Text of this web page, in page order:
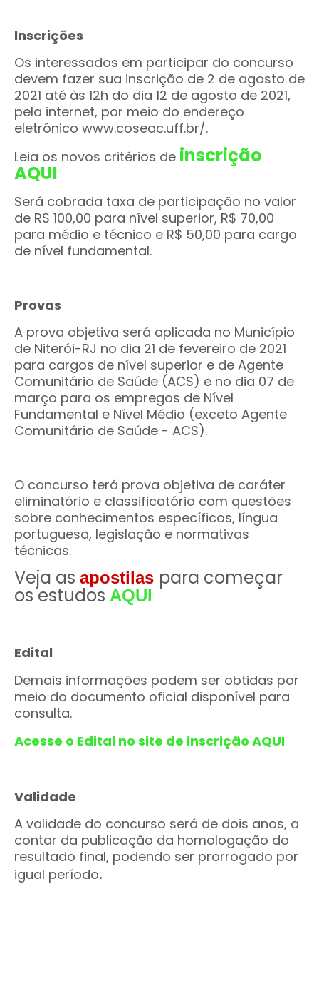
Inscrições
Os interessados em participar do concurso
devem fazer sua inscrição de 2 de agosto de
2021 até às 12h do dia 12 de agosto de 2021,
pela internet, por meio do endereço
eletrônico www.coseac.uff.br/.
Leia os novos critérios de inscrição
AQUI
Será cobrada taxa de participação no valor
de R$ 100,00 para nível superior, R$ 70,00
para médio e técnico e R$ 50,00 para cargo
de nível fundamental.
Provas
A prova objetiva será aplicada no Município
de Niterói-RJ no dia 21 de fevereiro de 2021
para cargos de nível superior e de Agente
Comunitário de Saúde (ACS) e no dia 07 de
março para os empregos de Nível
Fundamental e Nível Médio (exceto Agente
Comunitário de Saúde - ACS).
O concurso terá prova objetiva de caráter
eliminatório e classificatório com questões
sobre conhecimentos específicos, língua
portuguesa, legislação e normativas
técnicas.
Veja as apostilas para começar
os estudos AQUI
Edital
Demais informações podem ser obtidas por
meio do documento oficial disponível para
consulta.
Acesse o Edital no site de inscrição AQUI
Validade
A validade do concurso será de dois anos, a
contar da publicação da homologação do
resultado final, podendo ser prorrogado por
igual período.